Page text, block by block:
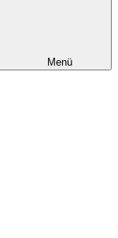
Menü